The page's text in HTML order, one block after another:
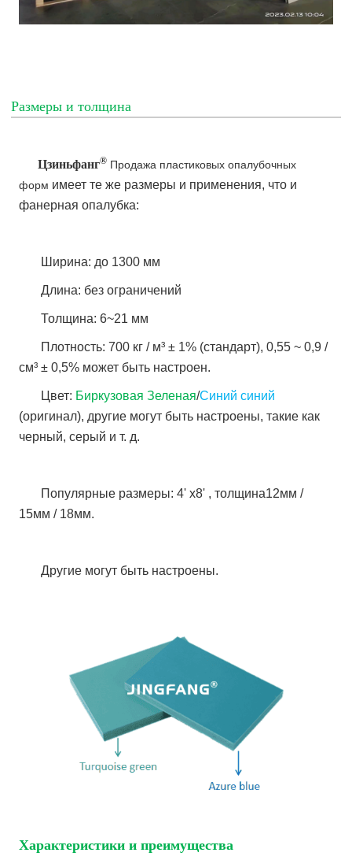
Размеры и толщина
Цзиньфанг® Продажа пластиковых опалубочных
форм имеет те же размеры и применения, что и
фанерная опалубка:
Ширина: до 1300 мм
Длина: без ограничений
Толщина: 6~21 мм
Плотность: 700 кг / м³ ± 1% (стандарт), 0,55 ~ 0,9 /
см³ ± 0,5% может быть настроен.
Цвет: Биркузовая Зеленая/Синий синий
(оригинал), другие могут быть настроены, такие как
черный, серый и т. д.
Популярные размеры: 4' x8' , толщина12мм /
15мм / 18мм.
Другие могут быть настроены.
Характеристики и преимущества